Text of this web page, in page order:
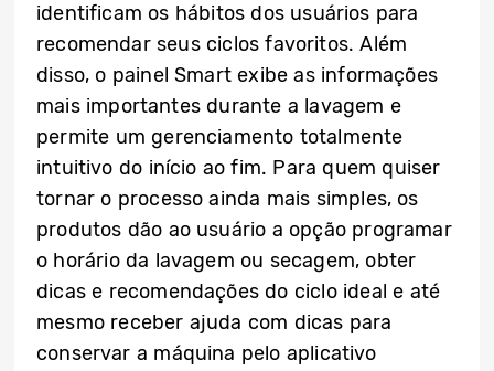
identificam os hábitos dos usuários para
recomendar seus ciclos favoritos. Além
disso, o painel Smart exibe as informações
mais importantes durante a lavagem e
permite um gerenciamento totalmente
intuitivo do início ao fim. Para quem quiser
tornar o processo ainda mais simples, os
produtos dão ao usuário a opção programar
o horário da lavagem ou secagem, obter
dicas e recomendações do ciclo ideal e até
mesmo receber ajuda com dicas para
conservar a máquina pelo aplicativo